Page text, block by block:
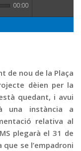
00:00
de nou de la Plaça
dèien per la
quedant, i avui
una instància a
relativa al
plegarà el 31 de
se l’empadroni